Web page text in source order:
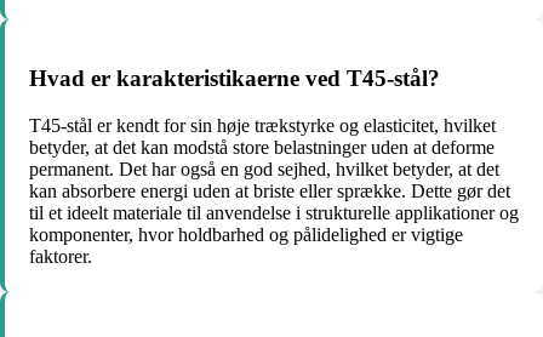
Hvad er karakteristikaerne ved T45-stål?
T45-stål er kendt for sin høje trækstyrke og elasticitet, hvilket
betyder, at det kan modstå store belastninger uden at deforme
permanent. Det har også en god sejhed, hvilket betyder, at det
kan absorbere energi uden at briste eller sprække. Dette gør det
til et ideelt materiale til anvendelse i strukturelle applikationer og
komponenter, hvor holdbarhed og pålidelighed er vigtige
faktorer.